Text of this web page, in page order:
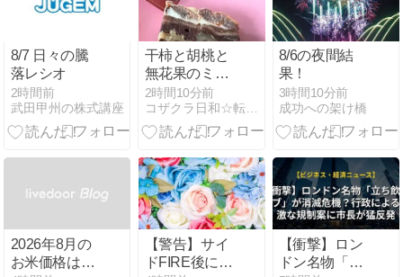
8/7 日々の騰
落レシオ
2時間前
武田甲州の株式講座
干柿と胡桃と
無花果のミル
フィーユ@一
善や
2時間10分前
コザクラ日和☆転妻、福岡で暮らす
8/6の夜間結
果！
3時間10分前
成功への架け橋
2026年8月の
お米価格は下
【警告】サイ
ドFIRE後に後
【衝撃】ロン
ドン名物「立